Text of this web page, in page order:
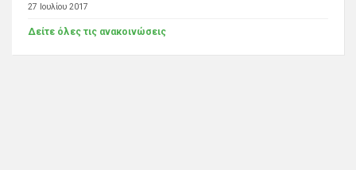
27 Ιουλίου 2017
Δείτε όλες τις ανακοινώσεις